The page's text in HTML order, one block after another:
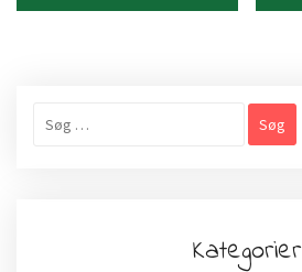
efter:
Kategorier